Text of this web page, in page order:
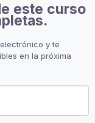
este curso
y te
en la próxima